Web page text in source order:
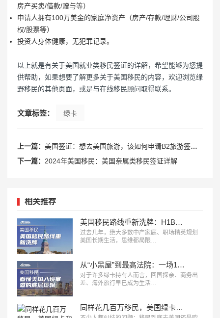
房产买卖/借款/赠与等）
申请人拥有100万美金的家庭净资产（房产/存款/理财/公司股
权/股票等）
投资人身体健康，无犯罪记录。
以上就是有关于美国就业类移民签证的详解，希望能够为您提
供帮助，如果想要了解更多关于美国移民的内容，欢迎浏览绿
野移民的其他页面，或是与在线移民顾问取得联系。
文章标签： 绿卡
上一篇： 美国签证：想去美国旅游，该如何申请B2旅游签呢？
下一篇： 2024年美国移民：美国亲属类移民签证详解
相关推荐
美国移民路线重新洗牌：H1B、L1、O1、EB1A、NIW、J2，哪条更适合你？
过去几年，绝大多数中产家庭、职场精英规划
美国长期生活，思维都局限…
从“小黑屋”到最高法院：一场14年诉讼，看懂美国入境审查的底层逻辑
对于许多绿卡持有人而言，回国探亲、商务出
差、海外旅行早已成为生活…
同样花几百万移民，美国绿卡和欧洲身份，差别到底有多大？